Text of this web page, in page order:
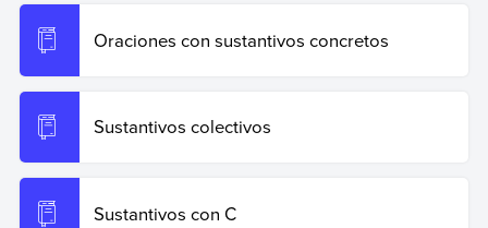
Oraciones con sustantivos concretos
Sustantivos colectivos
Sustantivos con C